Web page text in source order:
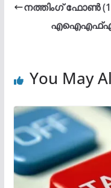
നത്തിംഗ് ഫോൺ
എഐഎഫ്എഫ്
You May